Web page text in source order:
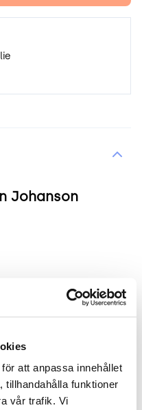
att anpassa innehållet
tillhandahålla funktioner
vår trafik. Vi
Johanson
i vit laminat
en perfekt blandning